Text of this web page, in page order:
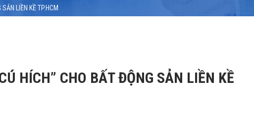
LIỀN KỀ TP.HCM
HÍCH” CHO BẤT ĐỘNG SẢN LIỀN KỀ